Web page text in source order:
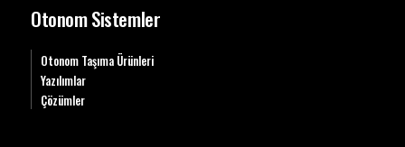
Otonom Sistemler
Otonom Taşıma Ürünleri
Yazılımlar
Çözümler